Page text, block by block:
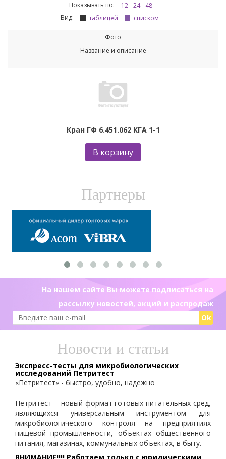
Показывать по:
12 24
48
Вид:
таблицей списком
Фото
Название и описание
Кран ГФ 6.451.062 КГА 1-1
В корзину
Партнеры
На нашем сайте Вы можете подписаться на
рассылку новостей, акций и распродаж
Ok
Новости и статьи
Экспресс-тесты для микробиологических
исследований Петритест
«Петритест» - быстро, удобно, надежно
Петритест – новый формат готовых питательных сред,
являющихся универсальным инструментом для
микробиологического контроля на предприятиях
пищевой промышленности, объектах общественного
питания, магазинах, коммунальных объектах, в быту.